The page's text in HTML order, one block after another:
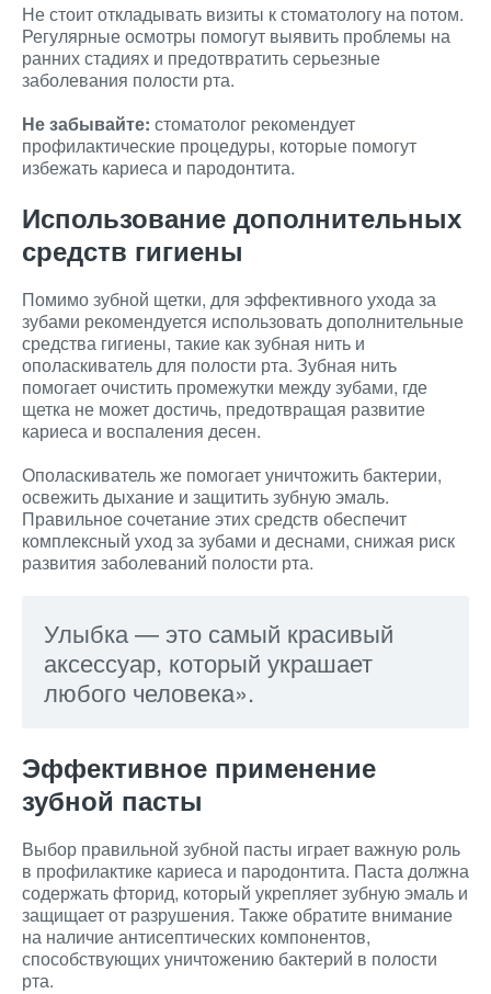
Не стоит откладывать визиты к стоматологу на потом.
Регулярные осмотры помогут выявить проблемы на
ранних стадиях и предотвратить серьезные
заболевания полости рта.
Не забывайте: стоматолог рекомендует
профилактические процедуры, которые помогут
избежать кариеса и пародонтита.
Использование дополнительных
средств гигиены
Помимо зубной щетки, для эффективного ухода за
зубами рекомендуется использовать дополнительные
средства гигиены, такие как зубная нить и
ополаскиватель для полости рта. Зубная нить
помогает очистить промежутки между зубами, где
щетка не может достичь, предотвращая развитие
кариеса и воспаления десен.
Ополаскиватель же помогает уничтожить бактерии,
освежить дыхание и защитить зубную эмаль.
Правильное сочетание этих средств обеспечит
комплексный уход за зубами и деснами, снижая риск
развития заболеваний полости рта.
Улыбка — это самый красивый
аксессуар, который украшает
любого человека».
Эффективное применение
зубной пасты
Выбор правильной зубной пасты играет важную роль
в профилактике кариеса и пародонтита. Паста должна
содержать фторид, который укрепляет зубную эмаль и
защищает от разрушения. Также обратите внимание
на наличие антисептических компонентов,
способствующих уничтожению бактерий в полости
рта.